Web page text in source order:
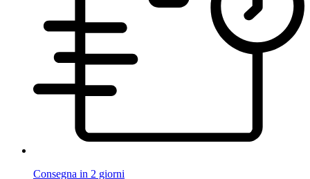
Consegna in 2 giorni